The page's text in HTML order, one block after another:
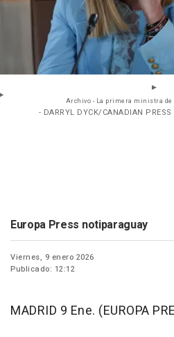
Archivo - La primera ministra
- DARRYL DYCK/CANADIAN
Europa Press notiparaguay
Viernes, 9 enero 2026
Publicado: 12:12
MADRID 9 Ene. (EUROPA